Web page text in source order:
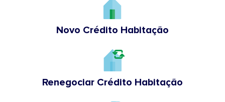
Novo Crédito Habitação
Renegociar Crédito Habitação